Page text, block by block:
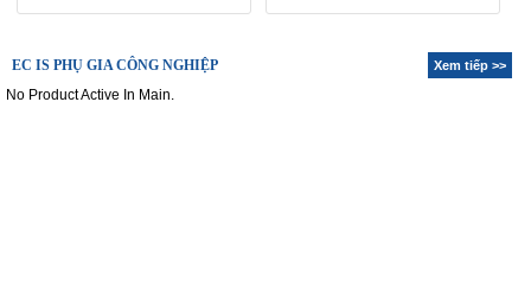
EC IS PHỤ GIA CÔNG NGHIỆP Xem tiếp >>
No Product Active In Main.